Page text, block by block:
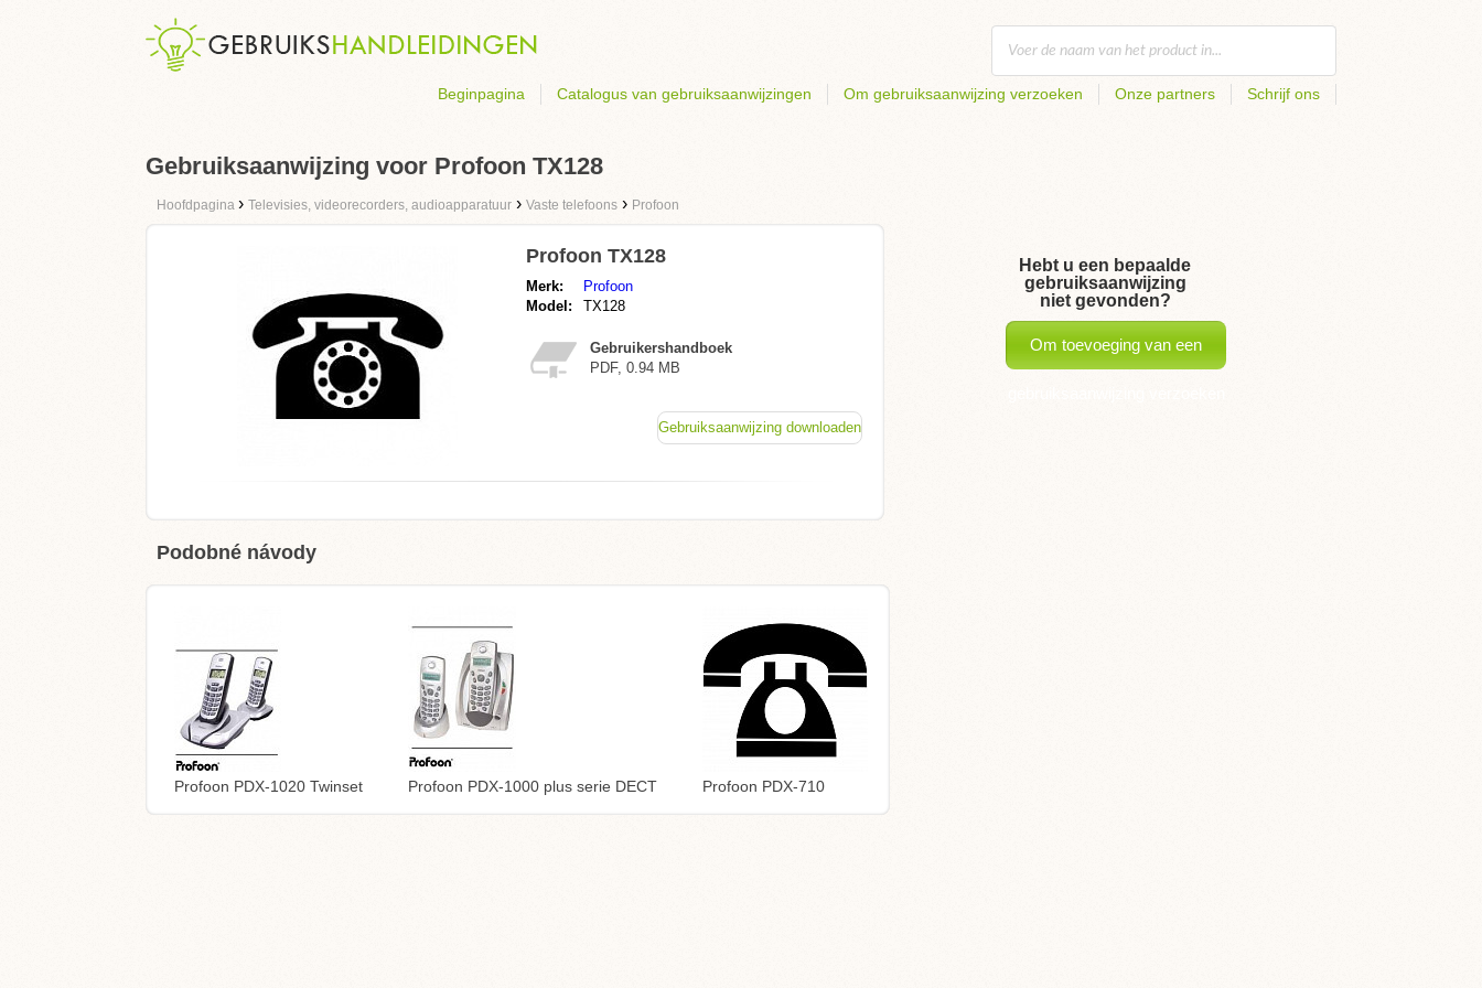
Beginpagina Catalogus van gebruiksaanwijzingen Om gebruiksaanwijzing verzoeken Onze partners Schrijf ons
Gebruiksaanwijzing voor Profoon TX128
Hoofdpagina › Televisies, videorecorders, audioapparatuur › Vaste telefoons › Profoon
Profoon TX128
Merk:
Profoon
Model:
TX128
Gebruikershandboek
PDF, 0.94 MB
Gebruiksaanwijzing downloaden
Podobné návody
Profoon PDX-1020 Twinset Profoon PDX-1000 plus serie DECT Profoon PDX-710
Hebt u een bepaalde
gebruiksaanwijzing
niet gevonden?
Om toevoeging van een